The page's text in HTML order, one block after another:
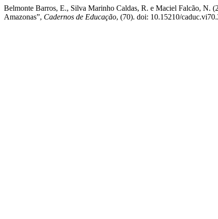
Belmonte Barros, E., Silva Marinho Caldas, R. e Maciel Falcão, N.
Amazonas”, Cadernos de Educação, (70). doi: 10.15210/